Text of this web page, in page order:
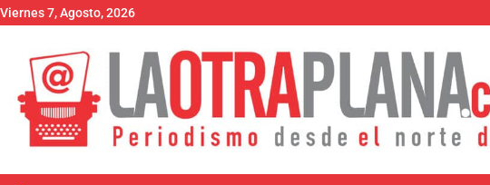
Viernes 7, Agosto, 2026